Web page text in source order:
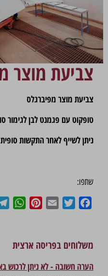
צביעת מוצר
צביעת מוצר מפיברגלס
טופקוט עם פגמנט לבן לגימור
ניתן לשייף לאחר התקשות
שתפו:
Facebook
Twitter
Email
Pinterest
משלוחים בפריסה ארצית
הערה חשובה - לא ניתן לרכוש